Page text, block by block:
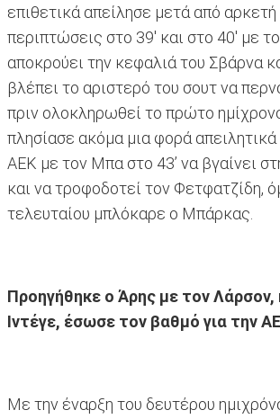
επιθετικά απείλησε μετά από
περιπτώσεις στο 39' και στο 40' με
αποκρούει την κεφαλιά του Σβάρνα
βλέπει το αριστερό του σουτ να
πριν ολοκληρωθεί το πρώτο
πλησίασε ακόμα μια φορά απειλητικά
ΑΕΚ με τον Μπα στο 43’ να βγαίνει
και να τροφοδοτεί τον Φετφατζίδη,
τελευταίου μπλόκαρε ο Μπάρκας.
Προηγήθηκε ο Άρης με τον Λάρσον,
Ιντέγε, έσωσε τον βαθμό για την
Με την έναρξη του δευτέρου